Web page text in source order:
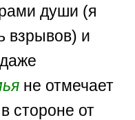
души (я
взрывов) и
не отмечает
стороне от